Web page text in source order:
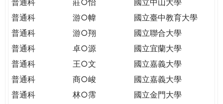
普通科
游○幃
國立臺中教育大學
普通科
游○翔
國立聯合大學
普通科
卓○源
國立宜蘭大學
普通科
王○文
國立嘉義大學
普通科
商○峻
國立嘉義大學
普通科
林○霈
國立金門大學